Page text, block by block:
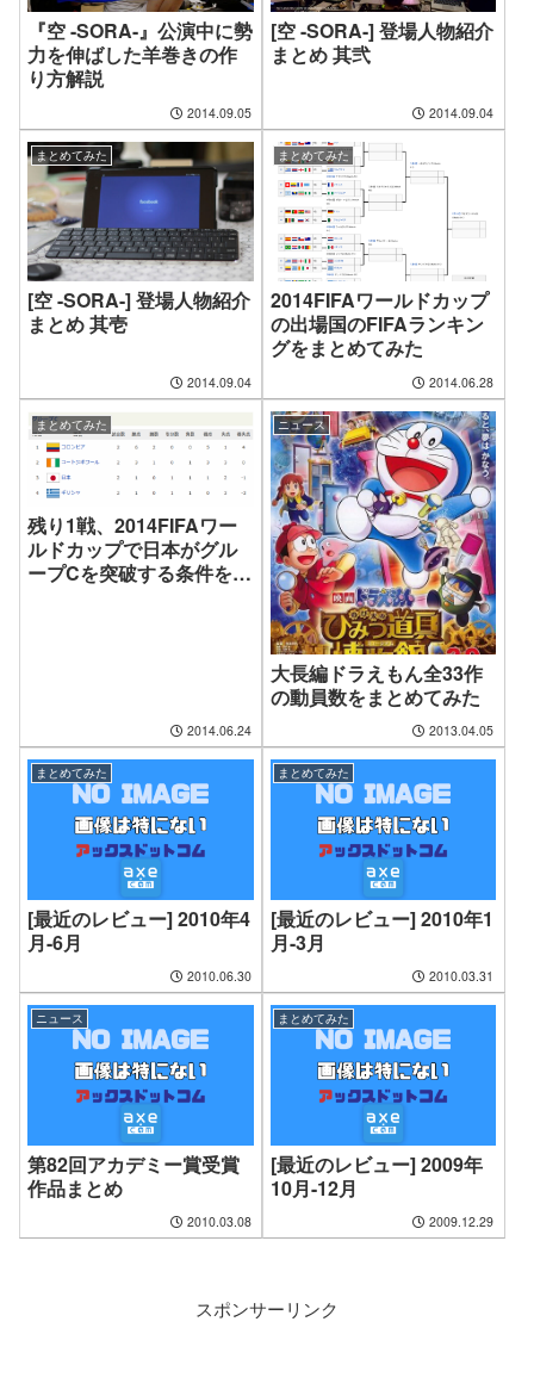
『空 -SORA-』公演中に勢
力を伸ばした羊巻きの作
り方解説
2014.09.05
[空 -SORA-] 登場人物紹介
まとめ 其弐
2014.09.04
まとめてみた
[空 -SORA-] 登場人物紹介
まとめ 其壱
2014.09.04
まとめてみた
2014FIFAワールドカップ
の出場国のFIFAランキン
グをまとめてみた
2014.06.28
まとめてみた
残り1戦、2014FIFAワー
ルドカップで日本がグル
ープCを突破する条件をま
2014.06.24
ニュース
大長編ドラえもん全33作
の動員数をまとめてみた
2013.04.05
まとめてみた
[最近のレビュー] 2010年4
月-6月
2010.06.30
まとめてみた
[最近のレビュー] 2010年1
月-3月
2010.03.31
ニュース
第82回アカデミー賞受賞
作品まとめ
2010.03.08
まとめてみた
[最近のレビュー] 2009年
10月-12月
2009.12.29
スポンサーリンク